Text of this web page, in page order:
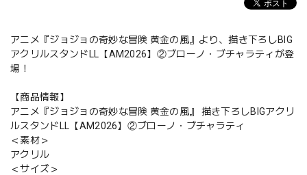
アニメ『ジョジョの奇妙な冒険 黄金の風』より、描き下ろしBIG
アクリルスタンドLL【AM2026】②ブローノ・ブチャラティが登
場！
【商品情報】
アニメ『ジョジョの奇妙な冒険 黄金の風』 描き下ろしBIGアクリ
ルスタンドLL【AM2026】②ブローノ・ブチャラティ
＜素材＞
アクリル
＜サイズ＞